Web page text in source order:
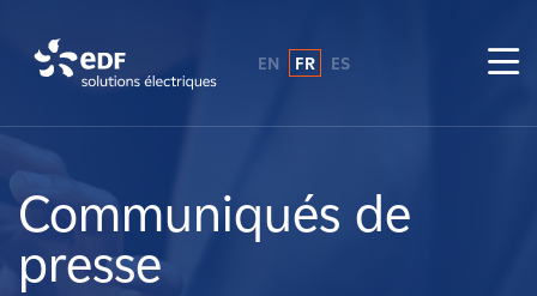
A propos de nous
Ce que nous faisons
EN FR ES
Communiqués de
presse